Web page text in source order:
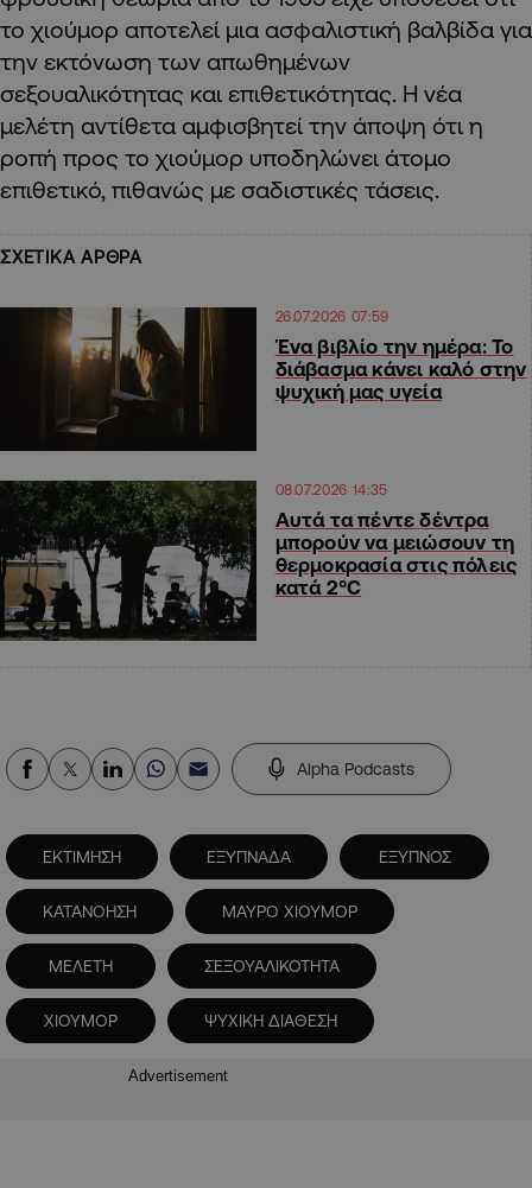
το χιούμορ αποτελεί μια ασφαλιστική βαλβίδα για
την εκτόνωση των απωθημένων
σεξουαλικότητας και επιθετικότητας. Η νέα
μελέτη αντίθετα αμφισβητεί την άποψη ότι η
ροπή προς το χιούμορ υποδηλώνει άτομο
επιθετικό, πιθανώς με σαδιστικές τάσεις.
ΣΧΕΤΙΚΑ ΑΡΘΡΑ
26.07.2026 07:59
Ένα βιβλίο την ημέρα: Το
διάβασμα κάνει καλό στην
ψυχική μας υγεία
08.07.2026 14:35
Αυτά τα πέντε δέντρα
μπορούν να μειώσουν τη
θερμοκρασία στις πόλεις
κατά 2°C
Alpha Podcasts
ΕΚΤΙΜΗΣΗ ΕΞΥΠΝΑΔΑ ΕΞΥΠΝΟΣ
ΚΑΤΑΝΟΗΣΗ ΜΑΥΡΟ ΧΙΟΥΜΟΡ
ΜΕΛΕΤΗ ΣΕΞΟΥΑΛΙΚΟΤΗΤΑ
ΧΙΟΥΜΟΡ ΨΥΧΙΚΗ ΔΙΑΘΕΣΗ
Advertisement